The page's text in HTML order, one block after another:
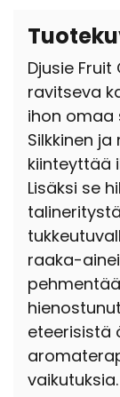
Djusie
ravitseva
ihon omaa
Silkkinen
kiinteyttää
Lisäksi se
raaka-
eteerisistä
vaikutuksia.